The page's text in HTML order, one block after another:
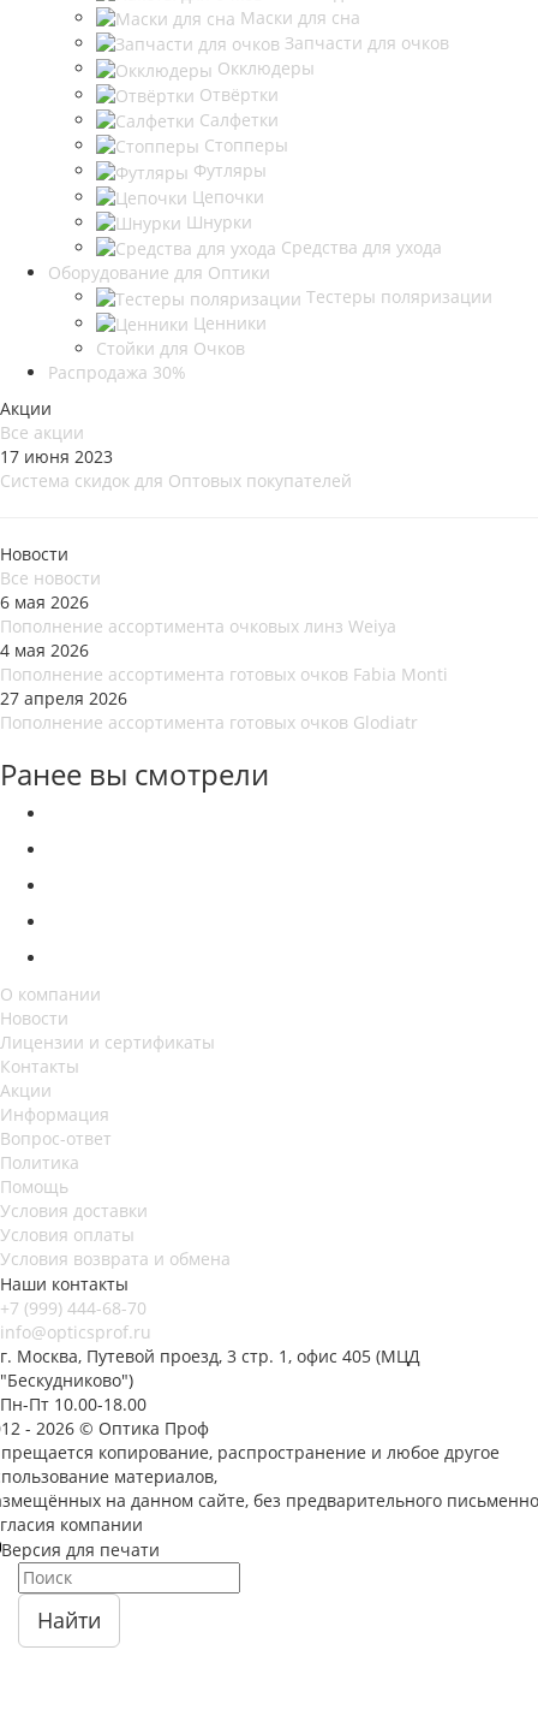
Маски для сна
Запчасти для очков
Окклюдеры
Отвёртки
Салфетки
Стопперы
Футляры
Цепочки
Шнурки
Средства для ухода
Оборудование для Оптики
Тестеры поляризации
Ценники
Стойки для Очков
Распродажа 30%
Акции
Все акции
17 июня 2023
Система скидок для Оптовых покупателей
Новости
Все новости
6 мая 2026
Пополнение ассортимента очковых линз Weiya
4 мая 2026
Пополнение ассортимента готовых очков Fabia Monti
27 апреля 2026
Пополнение ассортимента готовых очков Glodiatr
Ранее вы смотрели
О компании
Новости
Лицензии и сертификаты
Контакты
Акции
Информация
Вопрос-ответ
Политика
Помощь
Условия доставки
Условия оплаты
Условия возврата и обмена
Наши контакты
+7 (999) 444-68-70
info@opticsprof.ru
г. Москва, Путевой проезд, 3 стр. 1, офис 405 (МЦД
"Бескудниково")
Пн-Пт 10.00-18.00
- 2026 © Оптика Проф
копирование, распространение и любое другое
материалов,
на данном сайте, без предварительного
компании
Версия для печати
Найти